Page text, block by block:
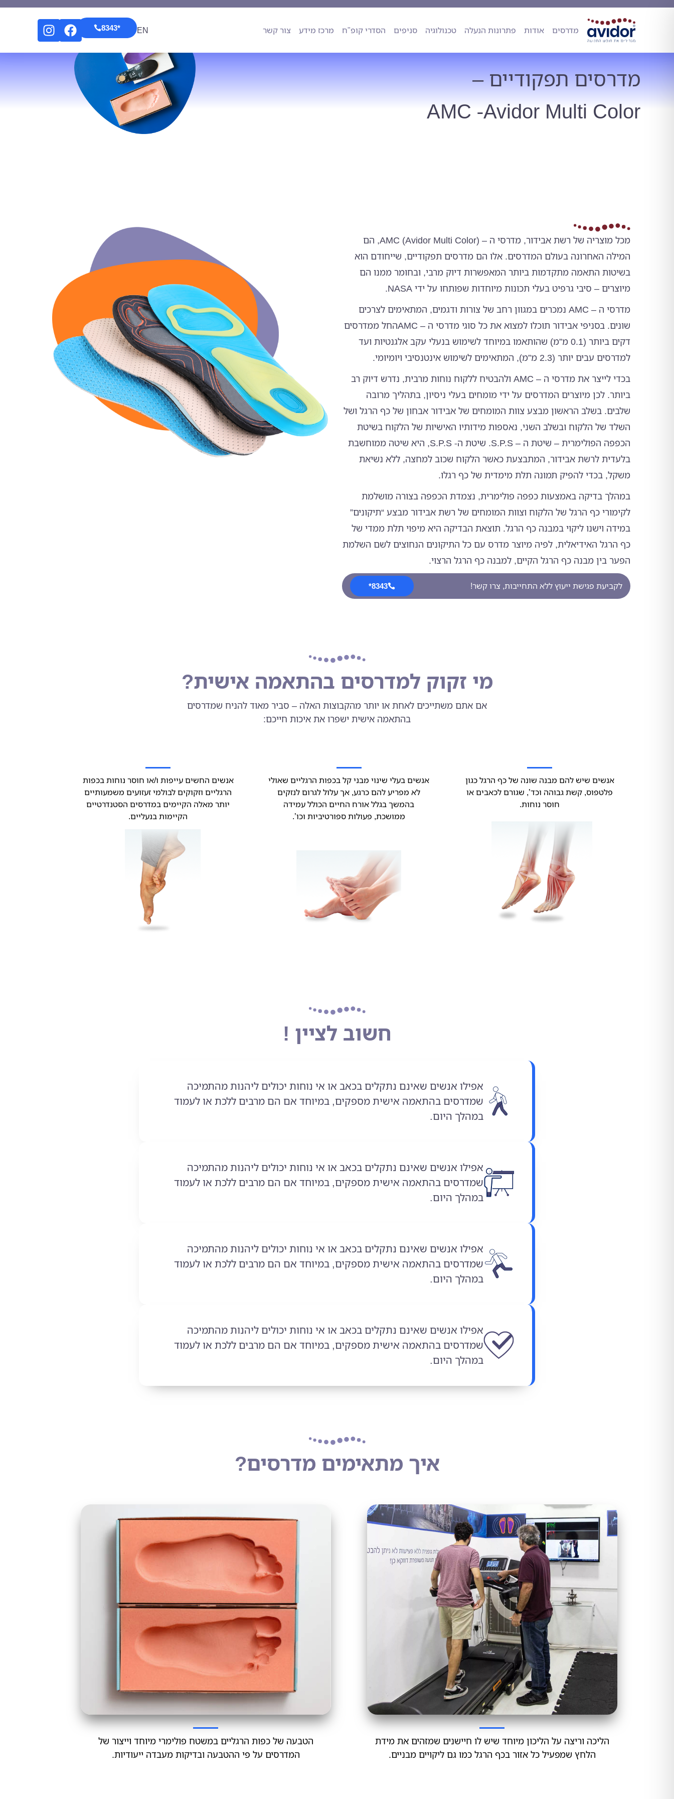
מדרסים אודות פתרונות הנעלה טכנולוגיה סניפים הסדרי קופ"ח מרכז מידע צור קשר EN
*8343
*8343 EN מדרסים אודות פתרונות הנעלה טכנולוגיה סניפים הסדרי קופ"ח מרכז מידע צור קשר
מדרסים תפקודיים –
AMC -Avidor Multi Color
מכל מוצריה של רשת אבידור, מדרסי ה – (AMC (Avidor Multi Color, הם
המילה האחרונה בעולם המדרסים. אלו הם מדרסים תפקודיים, שייחודם הוא
בשיטות התאמה מתקדמות ביותר המאפשרות דיוק מרבי, ובחומר ממנו הם
מיוצרים – סיבי גרפיט בעלי תכונות מיוחדות שפותחו על ידי NASA.
מדרסי ה – AMC נמכרים במגוון רחב של צורות ודגמים, המתאימים לצרכים
שונים. בסניפי אבידור תוכלו למצוא את כל סוגי מדרסי ה – AMCהחל ממדרסים
דקים ביותר (0.1 מ”מ) שהותאמו במיוחד לשימוש בנעלי עקב אלגנטיות ועד
למדרסים עבים יותר (2.3 מ”מ), המתאימים לשימוש אינטנסיבי ויומיומי.
בכדי לייצר את מדרסי ה – AMC ולהבטיח ללקוח נוחות מרבית, נדרש דיוק רב
ביותר. לכן מיוצרים המדרסים על ידי מומחים בעלי ניסיון, בתהליך מרובה
שלבים. בשלב הראשון מבצע צוות המומחים של אבידור אבחון של כף הרגל ושל
השלד של הלקוח ובשלב השני, נאספות מידותיו האישיות של הלקוח בשיטת
הכפפה הפולימרית – שיטת ה – S.P.S. שיטת ה- S.P.S, היא שיטה ממוחשבת
בלעדית לרשת אבידור, המתבצעת כאשר הלקוח שכוב למחצה, ללא נשיאת
משקל, בכדי להפיק תמונה תלת מימדית של כף רגלו.
במהלך בדיקה באמצעות כפפה פולימרית, נצמדת הכפפה בצורה מושלמת
לקימורי כף הרגל של הלקוח וצוות המומחים של רשת אבידור מבצע “תיקונים”
במידה וישנו ליקוי במבנה כף הרגל. תוצאת הבדיקה היא מיפוי תלת ממדי של
כף הרגל האידיאלית, לפיה מיוצר מדרס עם כל התיקונים הנחוצים לשם השלמת
הפער בין מבנה כף הרגל הקיים, למבנה כף הרגל הרצוי.
לקביעת פגישת ייעוץ ללא התחייבות, צרו קשר! 8343*
מי זקוק למדרסים בהתאמה אישית?
אם אתם משתייכים לאחת או יותר מהקבוצות האלה – סביר מאוד להניח שמדרסים
בהתאמה אישית ישפרו את איכות חייכם:
אנשים שיש להם מבנה שונה של כף הרגל כגון
פלטפוס, קשת גבוהה וכד’, שגורם לכאבים או
חוסר נוחות.
אנשים בעלי שינוי מבני קל בכפות הרגליים שאולי
לא מפריע להם כרגע, אך עלול לגרום לנזקים
בהמשך בגלל אורח החיים הכולל עמידה
ממושכת, פעולות ספורטיביות וכו’.
אנשים החשים עייפות ו/או חוסר נוחות בכפות
הרגליים וזקוקים לבולמי זעזועים משמעותיים
יותר מאלה הקיימים במדרסים הסטנדרטיים
הקיימות בנעליים.
חשוב לציין !
אפילו אנשים שאינם נתקלים בכאב או אי נוחות יכולים ליהנות מהתמיכה
שמדרסים בהתאמה אישית מספקים, במיוחד אם הם מרבים ללכת או לעמוד
במהלך היום.
אפילו אנשים שאינם נתקלים בכאב או אי נוחות יכולים ליהנות מהתמיכה
שמדרסים בהתאמה אישית מספקים, במיוחד אם הם מרבים ללכת או לעמוד
במהלך היום.
אפילו אנשים שאינם נתקלים בכאב או אי נוחות יכולים ליהנות מהתמיכה
שמדרסים בהתאמה אישית מספקים, במיוחד אם הם מרבים ללכת או לעמוד
במהלך היום.
אפילו אנשים שאינם נתקלים בכאב או אי נוחות יכולים ליהנות מהתמיכה
שמדרסים בהתאמה אישית מספקים, במיוחד אם הם מרבים ללכת או לעמוד
במהלך היום.
איך מתאימים מדרסים?
הליכה וריצה על הליכון מיוחד שיש לו חיישנים שמזהים את מידת
הלחץ שמפעיל כל אזור בכף הרגל כמו גם ליקויים מבניים.
הטבעה של כפות הרגליים במשטח פולימרי מיוחד וייצור של
המדרסים על פי ההטבעה ובדיקות מעבדה ייעודיות.